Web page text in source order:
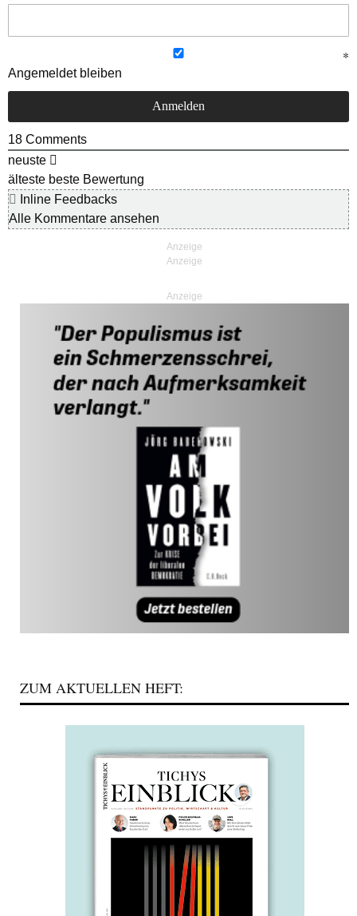
Angemeldet bleiben
18 Comments
neuste
älteste beste Bewertung
Inline Feedbacks
Alle Kommentare ansehen
Anzeige
ZUM AKTUELLEN HEFT: